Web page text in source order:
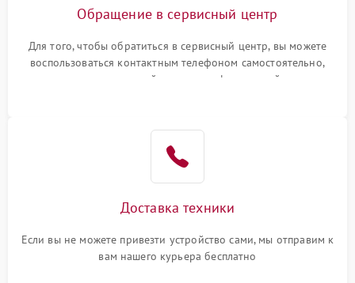
Обращение в сервисный центр
Для того, чтобы обратиться в сервисный центр, вы можете
воспользоваться контактным телефоном самостоятельно,
или оставить свой номер телефона на сайте
Доставка техники
Если вы не можете привезти устройство сами, мы отправим к
вам нашего курьера бесплатно